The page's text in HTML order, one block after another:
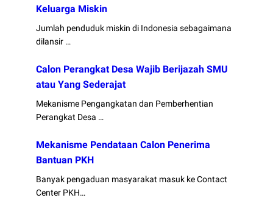
Keluarga Miskin
Jumlah penduduk miskin di Indonesia sebagaimana
dilansir …
Calon Perangkat Desa Wajib Berijazah SMU
atau Yang Sederajat
Mekanisme Pengangkatan dan Pemberhentian
Perangkat Desa …
Mekanisme Pendataan Calon Penerima
Bantuan PKH
Banyak pengaduan masyarakat masuk ke Contact
Center PKH…